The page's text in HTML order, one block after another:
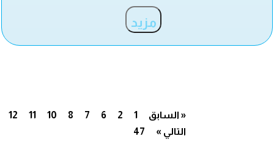
مزيد
« السابق 1
2
6
7
8
10
11
12
47
التالي »